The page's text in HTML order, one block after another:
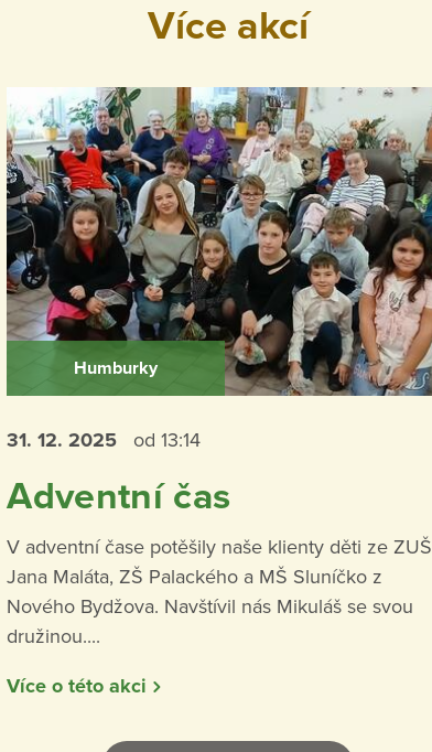
Více akcí
Humburky
31. 12.2025 od 13:14
Adventní čas
V adventní čase potěšily naše klienty děti ze ZUŠ
Jana Maláta, ZŠ Palackého a MŠ Sluníčko z
Nového Bydžova. Navštívil nás Mikuláš se svou
družinou....
Více o této akci